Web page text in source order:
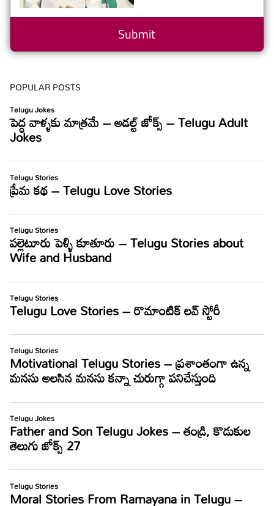
POPULAR POSTS